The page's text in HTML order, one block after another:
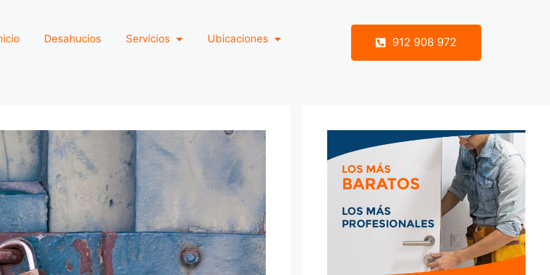
Desahucios Servicios Ubicaciones 912 908 972